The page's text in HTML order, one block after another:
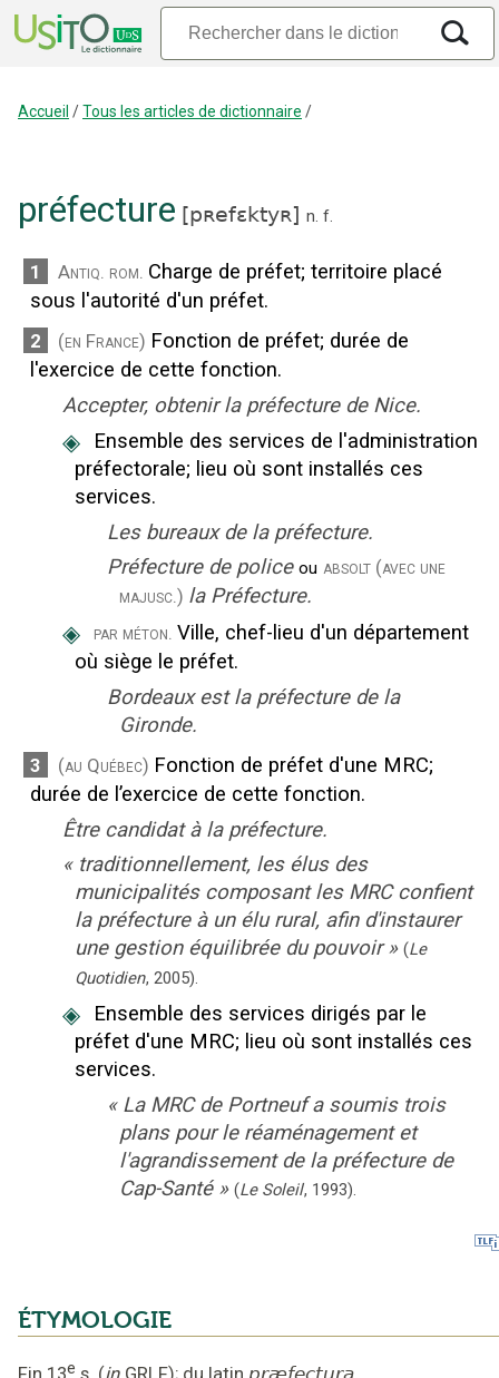
Accueil /Tous les articles de dictionnaire /
préfecture [pʀefɛktyʀ] n. f.
1 Antiq. rom. Charge de préfet; territoire placé
sous l'autorité d'un préfet.
2 (en France) Fonction de préfet; durée de
l'exercice de cette fonction.
Accepter, obtenir la préfecture de Nice.
◈
Ensemble des services de l'administration
préfectorale; lieu où sont installés ces
services.
Les bureaux de la préfecture.
Préfecture de police ou absolt (avec une
majusc.) la Préfecture.
◈ par méton. Ville, chef-lieu d'un département
où siège le préfet.
Bordeaux est la préfecture de la
Gironde.
3 (au Québec) Fonction de préfet d'une MRC;
durée de l’exercice de cette fonction.
Être candidat à la préfecture.
« traditionnellement, les élus des
municipalités composant les MRC confient
la préfecture à un élu rural, afin d'instaurer
une gestion équilibrée du pouvoir » (Le
Quotidien, 2005).
◈
Ensemble des services dirigés par le
préfet d'une MRC; lieu où sont installés ces
services.
« La MRC de Portneuf a soumis trois
plans pour le réaménagement et
l'agrandissement de la préfecture de
Cap-Santé » (Le Soleil, 1993).
ÉTYMOLOGIE
Fin 13e s. (in GRLF); du latin præfectura.